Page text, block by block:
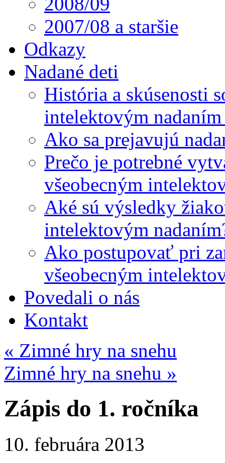
2007/08 a staršie
Odkazy
Nadané deti
História a skúsenosti
intelektovým
Ako sa prejavujú
Prečo je potrebné
všeobecným
Aké sú výsledky
intelektovým
Ako postupovať pri
všeobecným
Povedali o nás
Kontakt
« Zimné hry na snehu
Zimné hry na snehu »
Zápis do 1. ročníka
10. februára 2013